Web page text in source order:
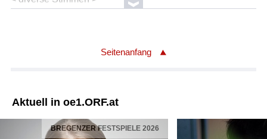
Ausführender/Ausführende: Franck Tortiller /Vibr.
Label: Emarcy/Universal 1799994
Titel: Lachrimae
Solist/Solistin: Paul O'Dette /Laute
Länge: 05:09 min
Seitenanfang
Aktuell in oe1.ORF.at
BREGENZER FESTSPIELE 2026